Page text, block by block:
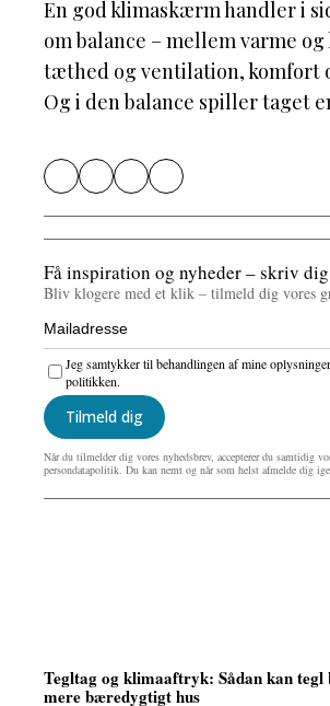
En god klimaskærm handler i
om balance – mellem varme
tæthed og ventilation, komfort
Og i den balance spiller taget
Tegltag og klimaaftryk: Sådan kan
mere bæredygtigt hus
Få inspiration og nyheder – skriv
Bliv klogere med et klik – tilmeld dig vores
Tilmeld dig
Jeg samtykker til behandlingen af mine
politikken.
Når du tilmelder dig vores nyhedsbrev, accepterer du samtidig
persondatapolitik. Du kan nemt og når som helst afmelde dig